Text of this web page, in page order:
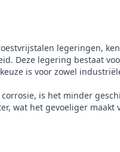
legeringen,
Deze legering bestaat
is voor zowel
is het minder
wat het gevoeliger maakt